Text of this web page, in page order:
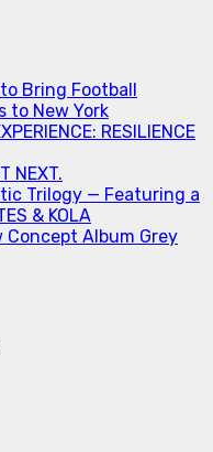
Bring Football
to New York
RESILIENCE
NEXT.
Trilogy — Featuring a
& KOLA
Concept Album Grey